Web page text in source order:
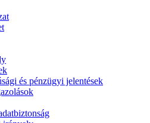
és pénzügyi jelentések